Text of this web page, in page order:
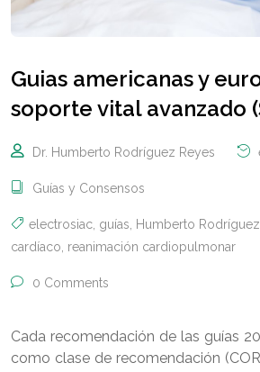
Guias americanas y
soporte vital avanzado
Dr. Humberto Rodríguez Reyes
Guías y Consensos
electrosiac guías Humberto
cardíaco reanimación cardiopulmonar
0 Comments
Cada recomendación de las guías
como clase de recomendación